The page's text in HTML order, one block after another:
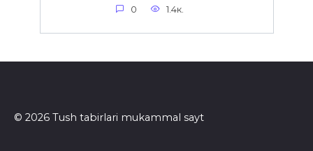
0 1.4к.
© 2026 Tush tabirlari mukammal sayt